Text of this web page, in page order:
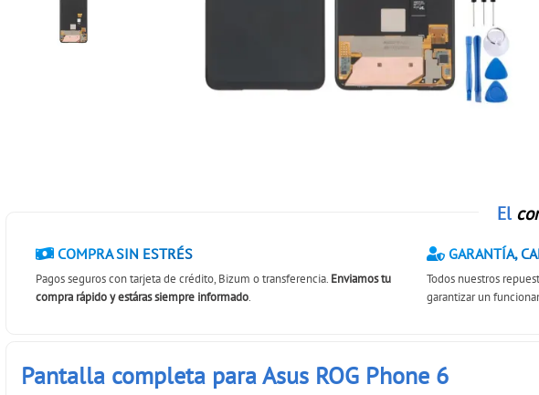
El
COMPRA SIN ESTRÉS
Pagos seguros con tarjeta de crédito, Bizum o transferencia. Enviamos tu
compra rápido y estáras siempre informado.
GARANTÍA,
Todos nuestros
garantizar un
Pantalla completa para Asus ROG Phone 6